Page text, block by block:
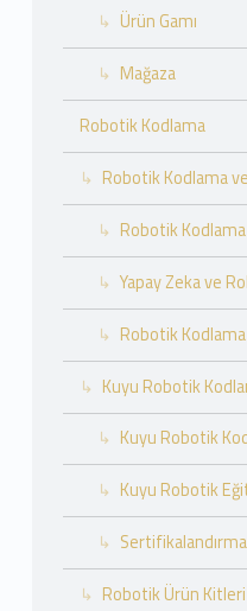
Ürün Gamı
Mağaza
Robotik Kodlama
Robotik Kodlama
Robotik
Yapay Zeka ve
Robotik
Kuyu Robotik
Kuyu Robotik
Kuyu Robotik
Sertifikalandırma
Robotik Ürün